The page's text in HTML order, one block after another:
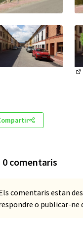
en una pestanya
0 comentaris
comentaris estan
o publicar-ne